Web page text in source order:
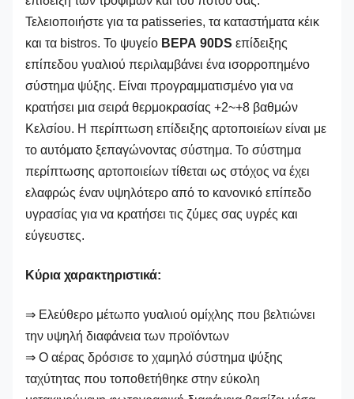
Τελειοποιήστε για τα patisseries, τα καταστήματα κέικ
και τα bistros. Το ψυγείο ΒΕΡΑ 90DS επίδειξης
επίπεδου γυαλιού περιλαμβάνει ένα ισορροπημένο
σύστημα ψύξης. Είναι προγραμματισμένο για να
κρατήσει μια σειρά θερμοκρασίας +2~+8 βαθμών
Κελσίου. Η περίπτωση επίδειξης αρτοποιείων είναι με
το αυτόματο ξεπαγώνοντας σύστημα. Το σύστημα
περίπτωσης αρτοποιείων τίθεται ως στόχος να έχει
ελαφρώς έναν υψηλότερο από το κανονικό επίπεδο
υγρασίας για να κρατήσει τις ζύμες σας υγρές και
εύγευστες.
Κύρια χαρακτηριστικά:
⇒ Ελεύθερο μέτωπο γυαλιού ομίχλης που βελτιώνει
την υψηλή διαφάνεια των προϊόντων
⇒ Ο αέρας δρόσισε το χαμηλό σύστημα ψύξης
ταχύτητας που τοποθετήθηκε στην εύκολη